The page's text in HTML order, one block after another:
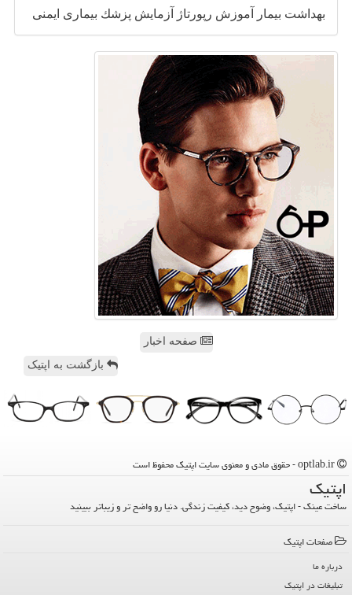
بهداشت بیمار آموزش رپورتاژ آزمایش پزشك بیماری ایمنی
صفحه اخبار
بازگشت به اپتیک
اپتیك
ساخت عینک - اپتیک، وضوح دید، کیفیت زندگی. دنیا رو واضح تر و زیباتر ببینید
صفحات اپتیك
درباره ما
تبلیغات در اپتیك